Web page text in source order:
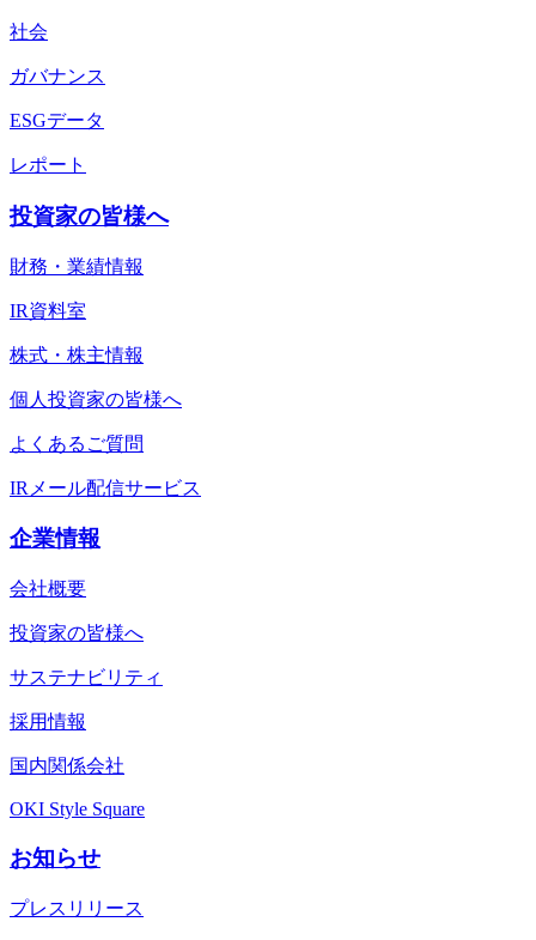
社会
ガバナンス
ESGデータ
レポート
投資家の皆様へ
財務・業績情報
IR資料室
株式・株主情報
個人投資家の皆様へ
よくあるご質問
IRメール配信サービス
企業情報
会社概要
投資家の皆様へ
サステナビリティ
採用情報
国内関係会社
OKI Style Square
お知らせ
プレスリリース